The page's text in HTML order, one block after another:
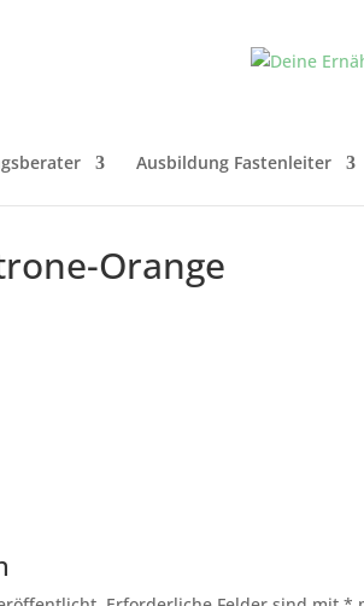
Ausbildung Fastenleiter
Orange